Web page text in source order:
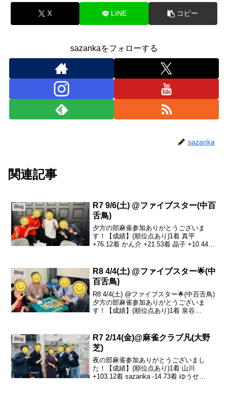
X LINE コピー
sazankaをフォローする
sazanka
関連記事
Blog
R7 9/6(土) @ファイブスター(中百
舌鳥)
夕方の部麻雀参加ありがとうございま
す！【成績】(順位点あり)1着 真平
+76.12着 かん介 +21.53着 晶子 +10.44着
この回はなんと言っても最終...
Blog
R8 4/4(土) @ファイブスター🌟(中
百舌鳥)
R8 4/4(土) @ファイブスター🌟(中百舌鳥)
夕方の部麻雀参加ありがとうございま
す！【成績】(順位点あり)1着 泉谷
プは泉谷...
Blog
R7 2/14(金)@麻雀クラブ凡(大野
芝)
夜の部麻雀参加ありがとうございまし
た！【成績】(順位点あり)1着 山川
+103.12着 sazanka -14.73着 ゆうせ